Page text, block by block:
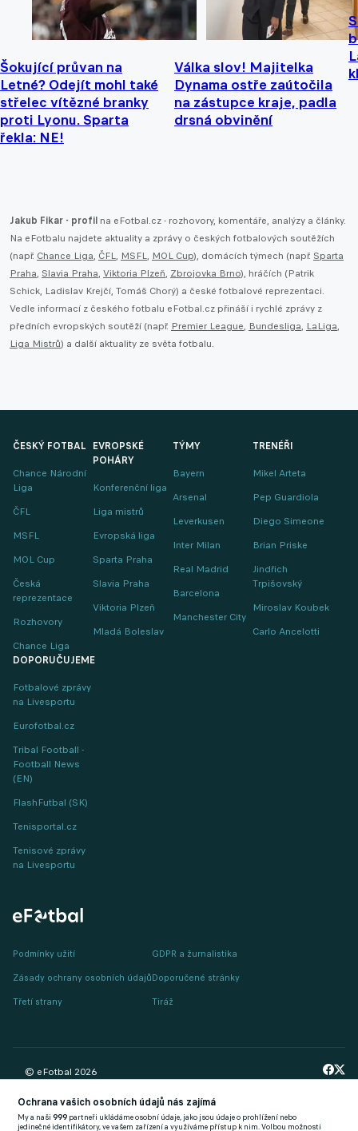
Šokující průvan na
Letné? Odejít mohl také
střelec vítězné branky
proti Lyonu. Sparta
řekla: NE!
Válka slov! Majitelka
Dynama ostře zaútočila
na zástupce kraje, padla
drsná obvinění
Jakub Fikar - profil na eFotbal.cz - rozhovory, komentáře, analýzy a články.
Na eFotbalu najdete aktuality a zprávy o českých fotbalových soutěžích
(např. Chance Liga, ČFL, MSFL, MOL Cup), domácích týmech (např. Sparta
Praha, Slavia Praha, Viktoria Plzeň, Zbrojovka Brno), hráčích (Patrik
Schick, Ladislav Krejčí, Tomáš Chorý) a české fotbalové reprezentaci.
Vedle informací z českého fotbalu eFotbal.cz přináší i rychlé zprávy z
předních evropských soutěží (např. Premier League, Bundesliga, LaLiga,
Liga Mistrů) a další aktuality ze světa fotbalu.
ČESKÝ FOTBAL
Chance Národní
Liga
ČFL
MSFL
MOL Cup
Česká
reprezentace
Rozhovory
Chance Liga
EVROPSKÉ
POHÁRY
Konferenční liga
Liga mistrů
Evropská liga
Sparta Praha
Slavia Praha
Viktoria Plzeň
Mladá Boleslav
TÝMY
Bayern
Arsenal
Leverkusen
Inter Milan
Real Madrid
Barcelona
Manchester City
TRENÉŘI
Mikel Arteta
Pep Guardiola
Diego Simeone
Brian Priske
Jindřich
Trpišovský
Miroslav Koubek
Carlo Ancelotti
DOPORUČUJEME
Fotbalové zprávy
na Livesportu
Eurofotbal.cz
Tribal Football -
Football News
(EN)
FlashFutbal (SK)
Tenisportal.cz
Tenisové zprávy
na Livesportu
Podmínky užití
Zásady ochrany osobních údajů
Třetí strany
GDPR a žurnalistika
Doporučené stránky
Tiráž
© eFotbal 2026
Ochrana vašich osobních údajů nás zajímá
My a naši999 partneři ukládáme osobní údaje, jako jsou údaje o prohlížení nebo
jedinečné identifikátory, ve vašem zařízení a využíváme přístup k nim. Volbou možnosti